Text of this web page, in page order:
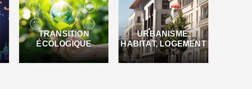
TRANSITION
ÉCOLOGIQUE
URBANISME,
HABITAT, LOGEMENT